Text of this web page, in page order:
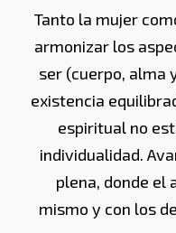
Tanto la mujer
armonizar los
ser (cuerpo, alma
existencia
espiritual no
individualidad.
plena, donde el
mismo y con los